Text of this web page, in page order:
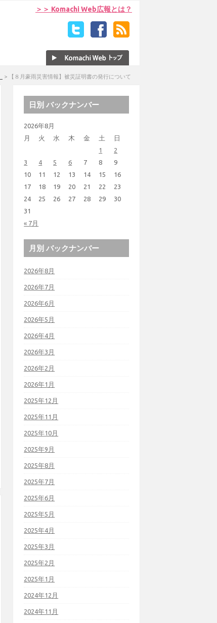
＞＞ Komachi Web広報とは？
> 【８月豪雨災害情報】被災証明書の発行について
日別 バックナンバー
2026年8月
月
火 水 木 金 土 日
« 7月
1
2
3
4 5 6 7 8
9
10
11 12 13 14 15
16
17
18 19 20 21 22
23
24
25 26 27 28 29
30
31
月別 バックナンバー
2026年8月
2026年7月
2026年6月
2026年5月
2026年4月
2026年3月
2026年2月
2026年1月
2025年12月
2025年11月
2025年10月
2025年9月
2025年8月
2025年7月
2025年6月
2025年5月
2025年4月
2025年3月
2025年2月
2025年1月
2024年12月
2024年11月